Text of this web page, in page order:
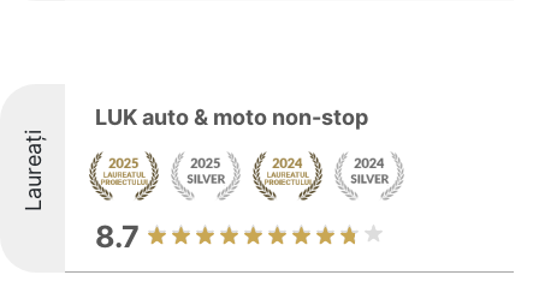
Laureați
LUK auto & moto non-stop
8.7